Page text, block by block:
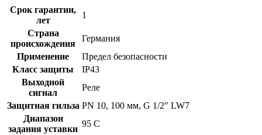
Срок гарантии,
лет
1
Страна
происхождения
Германия
Применение
Предел безопасности
Класс защиты
IP43
Выходной
сигнал
Реле
Защитная гильза PN 10, 100 мм, G 1/2" LW7
Диапазон
задания уставки
95 C